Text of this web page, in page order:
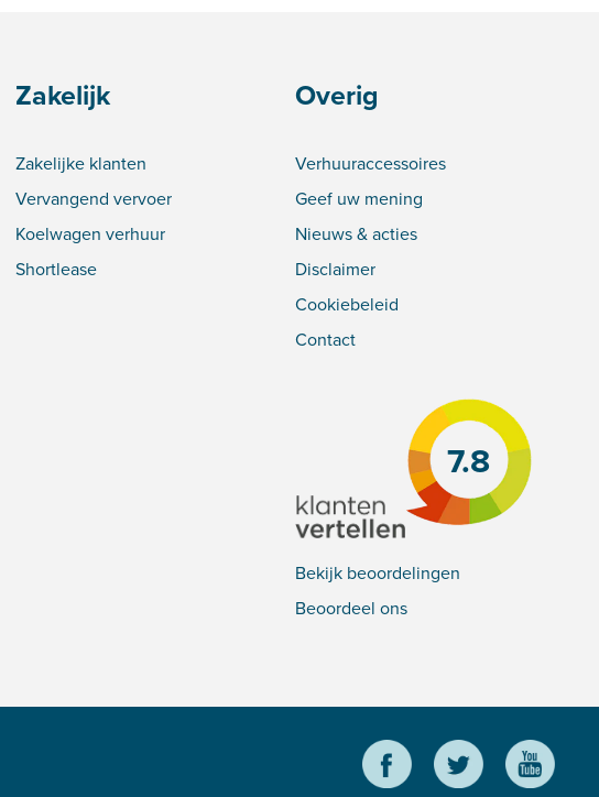
Zakelijk
Zakelijke klanten
Vervangend vervoer
Koelwagen verhuur
Shortlease
Overig
Verhuuraccessoires
Geef uw mening
Nieuws & acties
Disclaimer
Cookiebeleid
Contact
7.8
Bekijk beoordelingen
Beoordeel ons